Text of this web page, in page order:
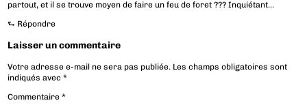
partout, et il se trouve moyen de faire un feu de foret ??? Inquiétant…
⮑ Répondre
Laisser un commentaire
Votre adresse e-mail ne sera pas publiée. Les champs obligatoires sont
indiqués avec*
Commentaire*